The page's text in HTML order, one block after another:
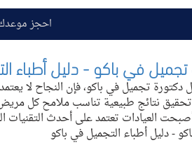
احجز
في باكو - دليل أطباء
تجميل في باكو، فإن النجاح لا
تحقيق نتائج طبيعية تناسب ملامح كل
العيادات تعتمد على أحدث
- دليل أطباء التجميل في باكو